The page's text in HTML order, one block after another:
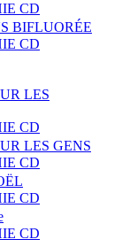
CD
BIFLUORÉE
CD
LES
CD
LES GENS
CD
CD
CD